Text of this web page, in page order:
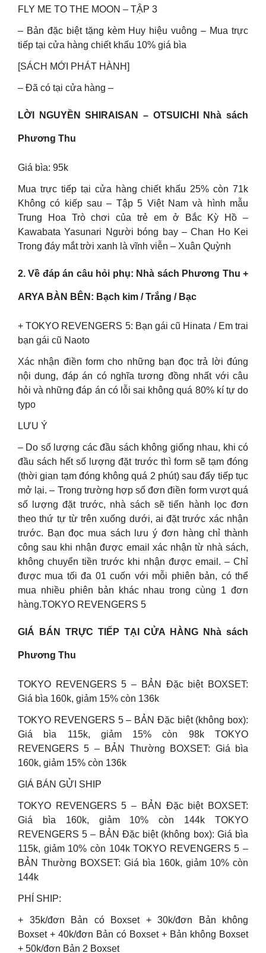
FLY ME TO THE MOON – TẬP 3
– Bản đặc biệt tặng kèm Huy hiệu vuông – Mua trực
tiếp tại cửa hàng chiết khấu 10% giá bìa
[SÁCH MỚI PHÁT HÀNH]
– Đã có tại cửa hàng –
LỜI NGUYỀN SHIRAISAN – OTSUICHI Nhà sách
Phương Thu
Giá bìa: 95k
Mua trực tiếp tại cửa hàng chiết khấu 25% còn 71k
Không có kiếp sau – Tập 5 Việt Nam và hình mẫu
Trung Hoa Trò chơi của trẻ em ở Bắc Kỳ Hồ –
Kawabata Yasunari Người bóng bay – Chan Ho Kei
Trong đáy mắt trời xanh là vĩnh viễn – Xuân Quỳnh
2. Về đáp án câu hỏi phụ: Nhà sách Phương Thu +
ARYA BÀN BÊN: Bạch kim / Trắng / Bạc
+ TOKYO REVENGERS 5: Bạn gái cũ Hinata / Em trai
bạn gái cũ Naoto
Xác nhận điền form cho những bạn đọc trả lời đúng
nội dung, đáp án có nghĩa tương đồng nhất với câu
hỏi và những đáp án có lỗi sai không quá 80% kí tự do
typo
LƯU Ý
– Do số lượng các đầu sách không giống nhau, khi có
đầu sách hết số lượng đặt trước thì form sẽ tạm đóng
(thời gian tạm đóng không quá 2 phút) sau đấy tiếp tục
mở lại. – Trong trường hợp số đơn điền form vượt quá
số lượng đặt trước, nhà sách sẽ tiến hành lọc đơn
theo thứ tự từ trên xuống dưới, ai đặt trước xác nhận
trước. Bạn đọc mua sách lưu ý đơn hàng chỉ thành
công sau khi nhận được email xác nhận từ nhà sách,
không chuyển tiền trước khi nhận được email. – Chỉ
được mua tối đa 01 cuốn với mỗi phiên bản, có thể
mua nhiều phiên bản khác nhau trong cùng 1 đơn
hàng.TOKYO REVENGERS 5
GIÁ BÁN TRỰC TIẾP TẠI CỬA HÀNG Nhà sách
Phương Thu
TOKYO REVENGERS 5 – BẢN Đặc biệt BOXSET:
Giá bìa 160k, giảm 15% còn 136k
TOKYO REVENGERS 5 – BẢN Đặc biệt (không box):
Giá bìa 115k, giảm 15% còn 98k TOKYO
REVENGERS 5 – BẢN Thường BOXSET: Giá bìa
160k, giảm 15% còn 136k
GIÁ BÁN GỬI SHIP
TOKYO REVENGERS 5 – BẢN Đặc biệt BOXSET:
Giá bìa 160k, giảm 10% còn 144k TOKYO
REVENGERS 5 – BẢN Đặc biệt (không box): Giá bìa
115k, giảm 10% còn 104k TOKYO REVENGERS 5 –
BẢN Thường BOXSET: Giá bìa 160k, giảm 10% còn
144k
PHÍ SHIP:
+ 35k/đơn Bản có Boxset + 30k/đơn Bản không
Boxset + 40k/đơn Bản có Boxset + Bản không Boxset
+ 50k/đơn Bản 2 Boxset